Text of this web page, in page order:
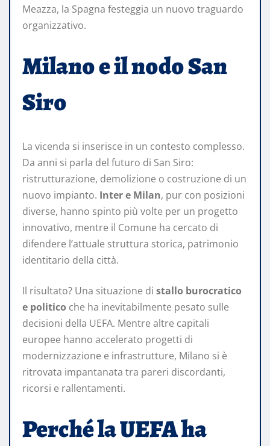
Meazza, la Spagna festeggia un nuovo traguardo
organizzativo.
Milano e il nodo San
Siro
La vicenda si inserisce in un contesto complesso.
Da anni si parla del futuro di San Siro:
ristrutturazione, demolizione o costruzione di un
nuovo impianto. Inter e Milan, pur con posizioni
diverse, hanno spinto più volte per un progetto
innovativo, mentre il Comune ha cercato di
difendere l’attuale struttura storica, patrimonio
identitario della città.
Il risultato? Una situazione di stallo burocratico
e politico che ha inevitabilmente pesato sulle
decisioni della UEFA. Mentre altre capitali
europee hanno accelerato progetti di
modernizzazione e infrastrutture, Milano si è
ritrovata impantanata tra pareri discordanti,
ricorsi e rallentamenti.
Perché la UEFA ha